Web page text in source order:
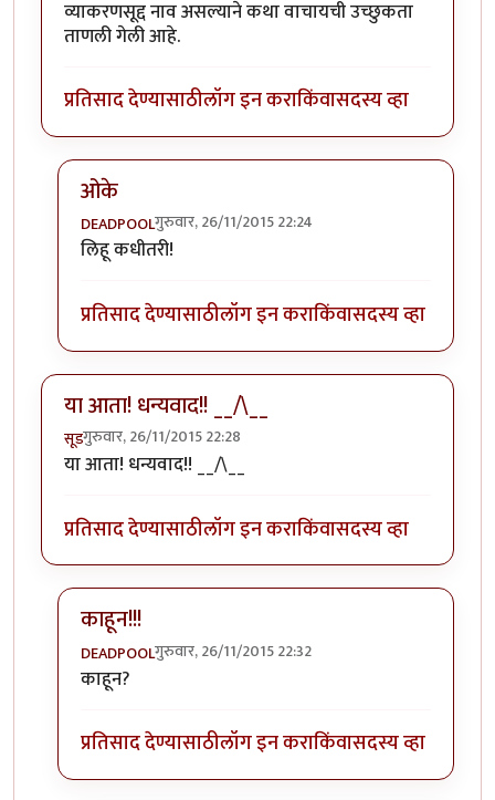
व्याकरणसूद्द नाव असल्याने कथा वाचायची उच्छुकता
ताणली गेली आहे.
प्रतिसाद देण्यासाठीलॉग इन कराकिंवासदस्य व्हा
ओके
DEADPOOLगुरुवार, 26/11/2015 22:24
In reply toचांगलं आहे.
लिहू कधीतरी!
प्रतिसाद देण्यासाठीलॉग इन कराकिंवासदस्य व्हा
या आता! धन्यवाद!! __/\__
सूडगुरुवार, 26/11/2015 22:28
या आता! धन्यवाद!! __/\__
प्रतिसाद देण्यासाठीलॉग इन कराकिंवासदस्य व्हा
काहून!!!
DEADPOOLगुरुवार, 26/11/2015 22:32
In reply to
काहून?
प्रतिसाद देण्यासाठीलॉग इन कराकिंवासदस्य व्हा